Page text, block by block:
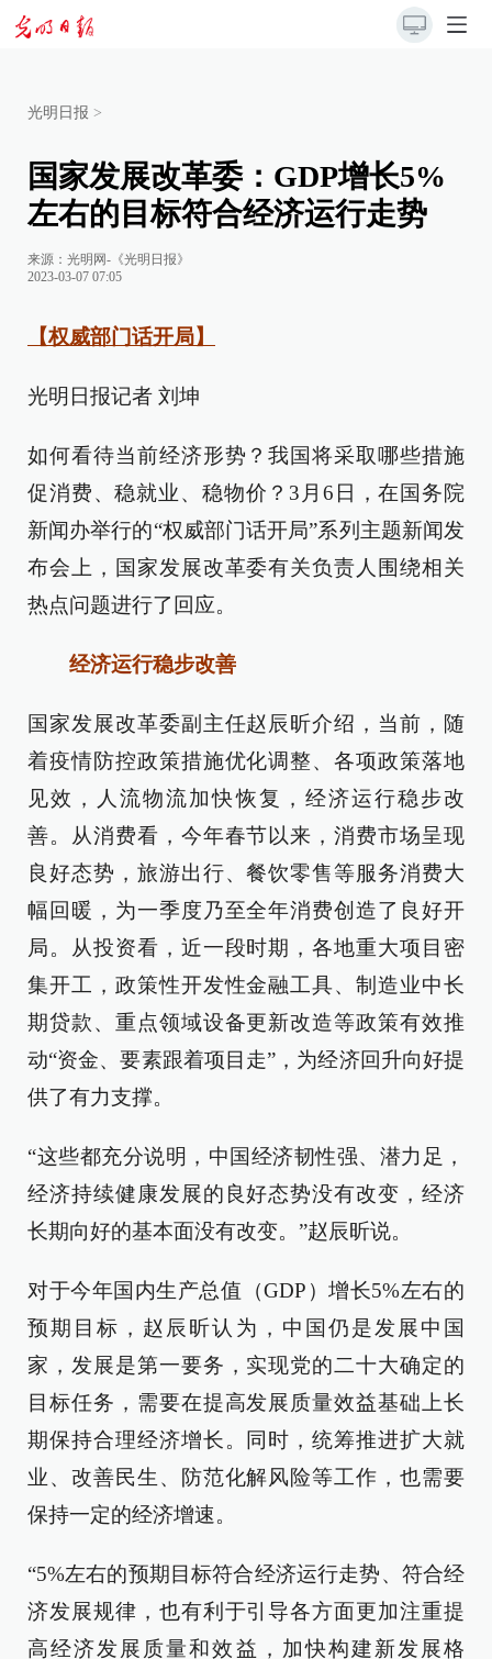
光明日报 >
国家发展改革委：GDP增长5%
左右的目标符合经济运行走势
来源： 光明网-《光明日报》
2023-03-07 07:05
【权威部门话开局】
光明日报记者 刘坤
如何看待当前经济形势？我国将采取哪些措施
促消费、稳就业、稳物价？3月6日，在国务院
新闻办举行的“权威部门话开局”系列主题新闻发
布会上，国家发展改革委有关负责人围绕相关
热点问题进行了回应。
经济运行稳步改善
国家发展改革委副主任赵辰昕介绍，当前，随
着疫情防控政策措施优化调整、各项政策落地
见效，人流物流加快恢复，经济运行稳步改
善。从消费看，今年春节以来，消费市场呈现
良好态势，旅游出行、餐饮零售等服务消费大
幅回暖，为一季度乃至全年消费创造了良好开
局。从投资看，近一段时期，各地重大项目密
集开工，政策性开发性金融工具、制造业中长
期贷款、重点领域设备更新改造等政策有效推
动“资金、要素跟着项目走”，为经济回升向好提
供了有力支撑。
“这些都充分说明，中国经济韧性强、潜力足，
经济持续健康发展的良好态势没有改变，经济
长期向好的基本面没有改变。”赵辰昕说。
对于今年国内生产总值（GDP）增长5%左右的
预期目标，赵辰昕认为，中国仍是发展中国
家，发展是第一要务，实现党的二十大确定的
目标任务，需要在提高发展质量效益基础上长
期保持合理经济增长。同时，统筹推进扩大就
业、改善民生、防范化解风险等工作，也需要
保持一定的经济增速。
“5%左右的预期目标符合经济运行走势、符合经
济发展规律，也有利于引导各方面更加注重提
高经济发展质量和效益，加快构建新发展格